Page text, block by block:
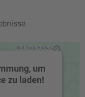
um
zu laden!